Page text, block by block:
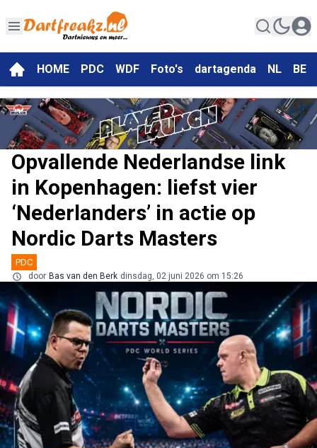
HOME PDC WDF Foto's dartagenda NL BE
Opvallende Nederlandse link
in Kopenhagen: liefst vier
‘Nederlanders’ in actie op
Nordic Darts Masters
PDC
door Bas van den Berk dinsdag, 02 juni 2026 om 15:26